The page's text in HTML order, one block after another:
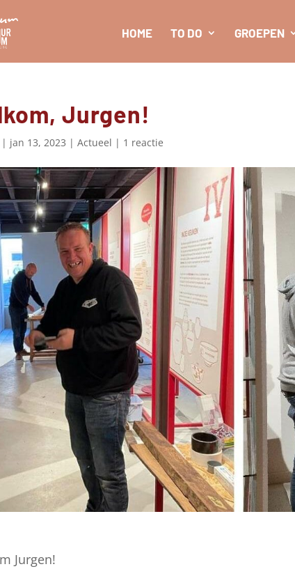
HOME TO DO GROEPEN
Jurgen!
| jan 13, 2023 |Actueel | 1 reactie
Jurgen!